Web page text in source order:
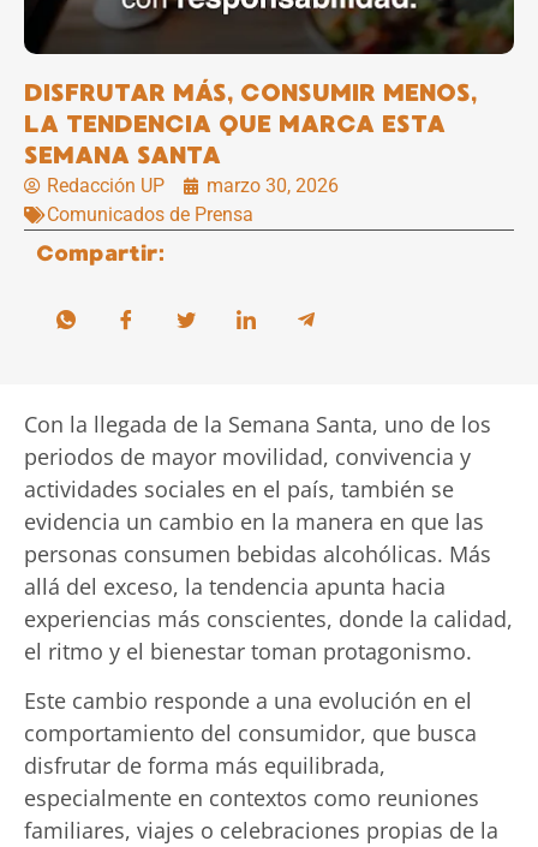
DISFRUTAR MÁS, CONSUMIR MENOS,
LA TENDENCIA QUE MARCA ESTA
SEMANA SANTA
Redacción UP
marzo 30, 2026
Comunicados de Prensa
Compartir:
Con la llegada de la Semana Santa, uno de los
periodos de mayor movilidad, convivencia y
actividades sociales en el país, también se
evidencia un cambio en la manera en que las
personas consumen bebidas alcohólicas. Más
allá del exceso, la tendencia apunta hacia
experiencias más conscientes, donde la calidad,
el ritmo y el bienestar toman protagonismo.
Este cambio responde a una evolución en el
comportamiento del consumidor, que busca
disfrutar de forma más equilibrada,
especialmente en contextos como reuniones
familiares, viajes o celebraciones propias de la